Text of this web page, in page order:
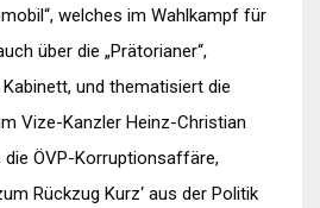
welches im Wahlkampf für
über die „Prätorianer“,
und thematisiert die
Vize-Kanzler Heinz-Christian
die ÖVP-Korruptionsaffäre,
Rückzug Kurz‘ aus der Politik